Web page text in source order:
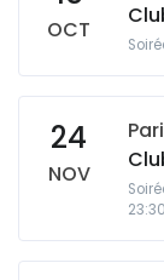
OCT
24
NOV
23:30